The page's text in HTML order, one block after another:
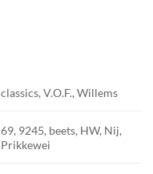
classics, V.O.F., Willems
69, 9245, beets, HW, Nij,
Prikkewei